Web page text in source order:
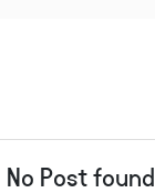
No Post found